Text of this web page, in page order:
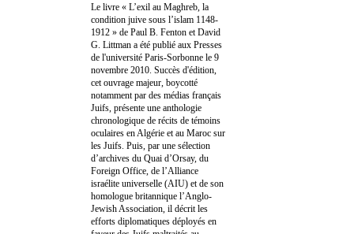
Le livre « L’exil au Maghreb, la
condition juive sous l’islam 1148-
1912 » de Paul B. Fenton et David
G. Littman a été publié aux Presses
de l'université Paris-Sorbonne le 9
novembre 2010. Succès d'édition,
cet ouvrage majeur, boycotté
notamment par des médias français
Juifs, présente une anthologie
chronologique de récits de témoins
oculaires en Algérie et au Maroc sur
les Juifs. Puis, par une sélection
d’archives du Quai d’Orsay, du
Foreign Office, de l’Alliance
israélite universelle (AIU) et de son
homologue britannique l’Anglo-
Jewish Association, il décrit les
efforts diplomatiques déployés en